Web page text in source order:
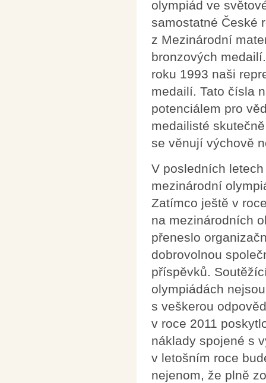
olympiád ve
samostatné České
z Mezinárodní
bronzových
roku 1993 naši
medailí. Tato čísla
potenciálem pro
medailisté
se věnují výchově
V posledních
mezinárodní
Zatímco ještě v
na mezinárodních
přeneslo
dobrovolnou
příspěvků.
olympiádách
s veškerou
v roce 2011
náklady spojené s
v letošním roce
nejenom, že plně